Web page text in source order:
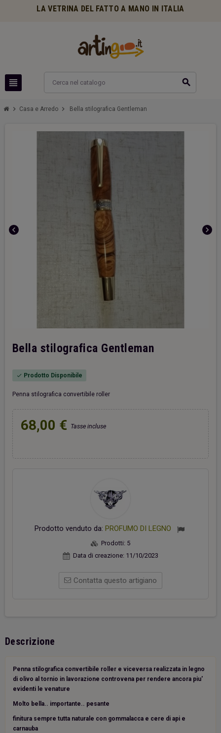
LA VETRINA DEL FATTO A MANO IN ITALIA
view_headline search
chevron_right Casa e Arredo chevron_right Bella stilografica Gentleman
chevron_left chevron_right
Bella stilografica Gentleman
check Prodotto Disponibile
Penna stilografica convertibile roller
68,00 € Tasse incluse
Prodotto venduto da: PROFUMO DI LEGNO
Prodotti: 5
Data di creazione: 11/10/2023
Contatta questo artigiano
Descrizione
Penna stilografica convertibile roller e viceversa realizzata in legno
di olivo al tornio in lavorazione controvena per rendere ancora piu'
evidenti le venature
Molto bella.. importante.. pesante
finitura sempre tutta naturale con gommalacca e cere di api e
carnauba